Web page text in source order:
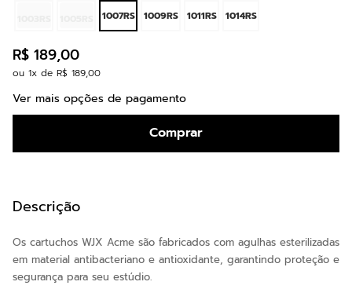
1007RS 1009RS 1011RS 1014RS
R$ 189,00
ou 1x de R$ 189,00
Ver mais opções de pagamento
Comprar
Descrição
Os cartuchos WJX Acme são fabricados com agulhas esterilizadas
em material antibacteriano e antioxidante, garantindo proteção e
segurança para seu estúdio.